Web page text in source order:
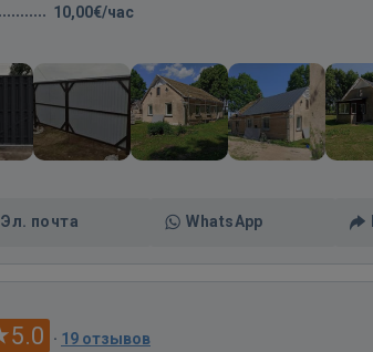
10,00€/час
Эл. почта WhatsApp
5.0 · 19 отзывов